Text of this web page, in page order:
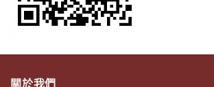
關於我們